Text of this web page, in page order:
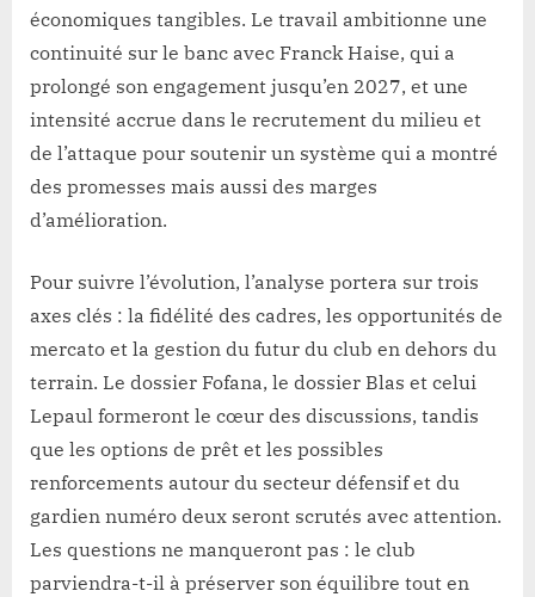
économiques tangibles. Le travail ambitionne une
continuité sur le banc avec Franck Haise, qui a
prolongé son engagement jusqu’en 2027, et une
intensité accrue dans le recrutement du milieu et
de l’attaque pour soutenir un système qui a montré
des promesses mais aussi des marges
d’amélioration.
Pour suivre l’évolution, l’analyse portera sur trois
axes clés : la fidélité des cadres, les opportunités de
mercato et la gestion du futur du club en dehors du
terrain. Le dossier Fofana, le dossier Blas et celui
Lepaul formeront le cœur des discussions, tandis
que les options de prêt et les possibles
renforcements autour du secteur défensif et du
gardien numéro deux seront scrutés avec attention.
Les questions ne manqueront pas : le club
parviendra-t-il à préserver son équilibre tout en